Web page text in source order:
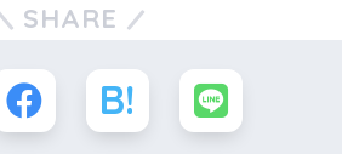
SHARE